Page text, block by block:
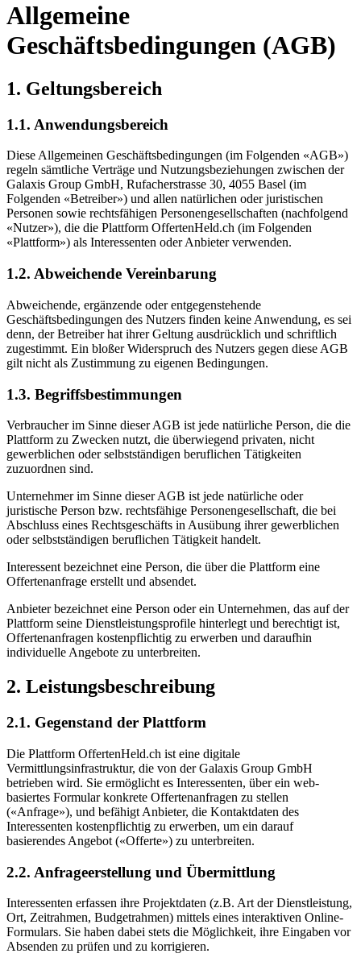
Allgemeine
Geschäftsbedingungen (AGB)
1. Geltungsbereich
1.1. Anwendungsbereich
Diese Allgemeinen Geschäftsbedingungen (im Folgenden «AGB»)
regeln sämtliche Verträge und Nutzungsbeziehungen zwischen der
Galaxis Group GmbH, Rufacherstrasse 30, 4055 Basel (im
Folgenden «Betreiber») und allen natürlichen oder juristischen
Personen sowie rechtsfähigen Personengesellschaften (nachfolgend
«Nutzer»), die die Plattform OffertenHeld.ch (im Folgenden
«Plattform») als Interessenten oder Anbieter verwenden.
1.2. Abweichende Vereinbarung
Abweichende, ergänzende oder entgegenstehende
Geschäftsbedingungen des Nutzers finden keine Anwendung, es sei
denn, der Betreiber hat ihrer Geltung ausdrücklich und schriftlich
zugestimmt. Ein bloßer Widerspruch des Nutzers gegen diese AGB
gilt nicht als Zustimmung zu eigenen Bedingungen.
1.3. Begriffsbestimmungen
Verbraucher im Sinne dieser AGB ist jede natürliche Person, die die
Plattform zu Zwecken nutzt, die überwiegend privaten, nicht
gewerblichen oder selbstständigen beruflichen Tätigkeiten
zuzuordnen sind.
Unternehmer im Sinne dieser AGB ist jede natürliche oder
juristische Person bzw. rechtsfähige Personengesellschaft, die bei
Abschluss eines Rechtsgeschäfts in Ausübung ihrer gewerblichen
oder selbstständigen beruflichen Tätigkeit handelt.
Interessent bezeichnet eine Person, die über die Plattform eine
Offertenanfrage erstellt und absendet.
Anbieter bezeichnet eine Person oder ein Unternehmen, das auf der
Plattform seine Dienstleistungsprofile hinterlegt und berechtigt ist,
Offertenanfragen kostenpflichtig zu erwerben und daraufhin
individuelle Angebote zu unterbreiten.
2. Leistungsbeschreibung
2.1. Gegenstand der Plattform
Die Plattform OffertenHeld.ch ist eine digitale
Vermittlungsinfrastruktur, die von der Galaxis Group GmbH
betrieben wird. Sie ermöglicht es Interessenten, über ein web-
basiertes Formular konkrete Offertenanfragen zu stellen
(«Anfrage»), und befähigt Anbieter, die Kontaktdaten des
Interessenten kostenpflichtig zu erwerben, um ein darauf
basierendes Angebot («Offerte») zu unterbreiten.
2.2. Anfrageerstellung und Übermittlung
Interessenten erfassen ihre Projektdaten (z.B. Art der Dienstleistung,
Ort, Zeitrahmen, Budgetrahmen) mittels eines interaktiven Online-
Formulars. Sie haben dabei stets die Möglichkeit, ihre Eingaben vor
Absenden zu prüfen und zu korrigieren.